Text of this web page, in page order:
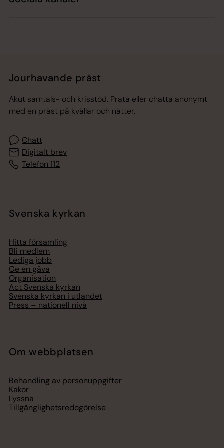
Jourhavande präst
Akut samtals- och krisstöd. Prata eller chatta anonymt
med en präst på kvällar och nätter.
Chatt
Digitalt brev
Telefon 112
Svenska kyrkan
Hitta församling
Bli medlem
Lediga jobb
Ge en gåva
Organisation
Act Svenska kyrkan
Svenska kyrkan i utlandet
Press – nationell nivå
Om webbplatsen
Behandling av personuppgifter
Kakor
Lyssna
Tillgänglighetsredogörelse